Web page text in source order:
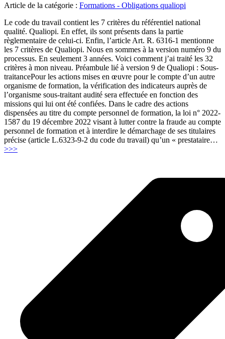
Article de la catégorie : Formations - Obligations qualiopi
Le code du travail contient les 7 critères du référentiel national
qualité. Qualiopi. En effet, ils sont présents dans la partie
règlementaire de celui-ci. Enfin, l’article Art. R. 6316-1 mentionne
les 7 critères de Qualiopi. Nous en sommes à la version numéro 9 du
processus. En seulement 3 années. Voici comment j’ai traité les 32
critères à mon niveau. Préambule lié à version 9 de Qualiopi : Sous-
traitancePour les actions mises en œuvre pour le compte d’un autre
organisme de formation, la vérification des indicateurs auprès de
l’organisme sous-traitant audité sera effectuée en fonction des
missions qui lui ont été confiées. Dans le cadre des actions
dispensées au titre du compte personnel de formation, la loi n° 2022-
1587 du 19 décembre 2022 visant à lutter contre la fraude au compte
personnel de formation et à interdire le démarchage de ses titulaires
précise (article L.6323-9-2 du code du travail) qu’un « prestataire…
>>>"Qualiopi